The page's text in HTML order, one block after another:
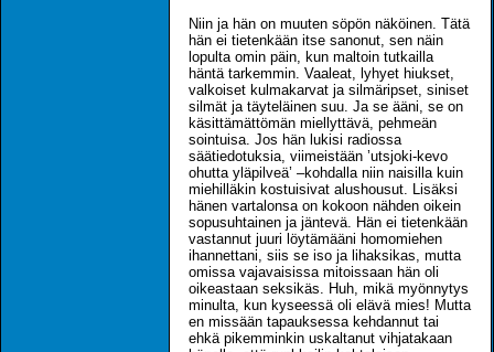
Niin ja hän on muuten söpön näköinen. Tätä
hän ei tietenkään itse sanonut, sen näin
lopulta omin päin, kun maltoin tutkailla
häntä tarkemmin. Vaaleat, lyhyet hiukset,
valkoiset kulmakarvat ja silmäripset, siniset
silmät ja täyteläinen suu. Ja se ääni, se on
käsittämättömän miellyttävä, pehmeän
sointuisa. Jos hän lukisi radiossa
säätiedotuksia, viimeistään ’utsjoki-kevo
ohutta yläpilveä’ –kohdalla niin naisilla kuin
miehilläkin kostuisivat alushousut. Lisäksi
hänen vartalonsa on kokoon nähden oikein
sopusuhtainen ja jäntevä. Hän ei tietenkään
vastannut juuri löytämääni homomiehen
ihannettani, siis se iso ja lihaksikas, mutta
omissa vajavaisissa mitoissaan hän oli
oikeastaan seksikäs. Huh, mikä myönnytys
minulta, kun kyseessä oli elävä mies! Mutta
en missään tapauksessa kehdannut tai
ehkä pikemminkin uskaltanut vihjatakaan